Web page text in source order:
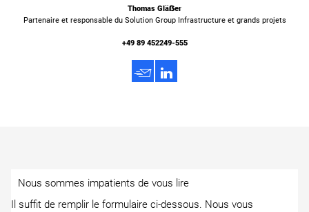
Thomas Gläẞer
Partenaire et responsable du Solution Group Infrastructure et grands projets
+49 89 452249-555
h 3
Nous sommes impatients de vous lire
Il suffit de remplir le formulaire ci-dessous. Nous vous